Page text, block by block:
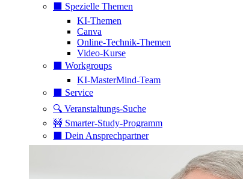
⬛️ Spezielle Themen
KI-Themen
Canva
Online-Technik-Themen
Video-Kurse
⬛️ Workgroups
KI-MasterMind-Team
⬛️ Service
🔍 Veranstaltungs-Suche
🚧 Smarter-Study-Programm
⬛️ Dein Ansprechpartner